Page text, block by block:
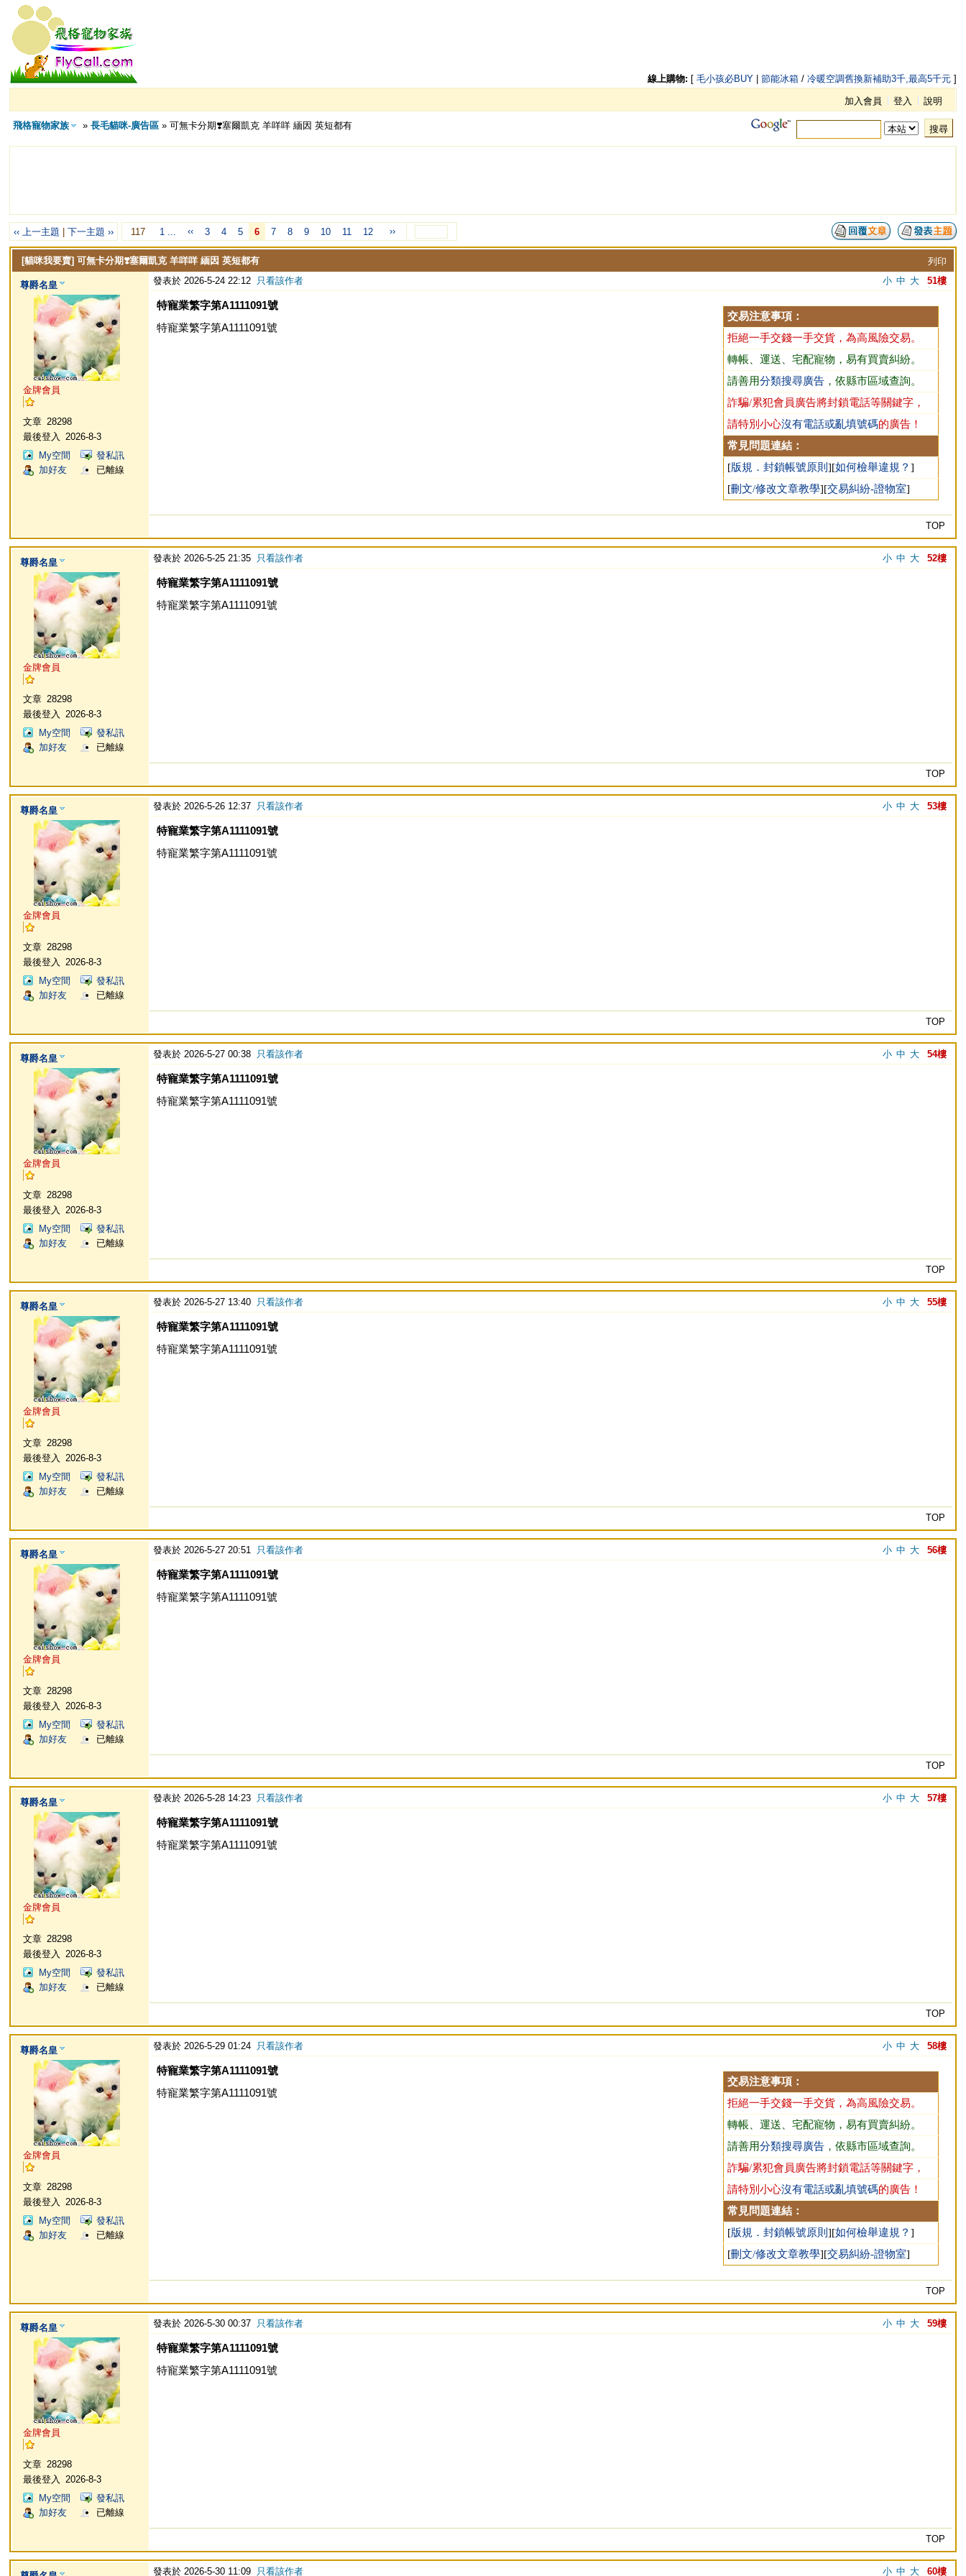
線上購物: [ 毛小孩必BUY| 節能冰箱/ 冷暖空調舊換新補助3千,最高5千元]
加入會員 登入 說明
飛格寵物家族 »長毛貓咪-廣告區 » 可無卡分期❣️塞爾凱克 羊咩咩 緬因 英短都有 搜尋
‹‹ 上一主題 |下一主題 ›› 117 1 ... ‹‹ 3 4 5 6 7 8 9 10 11 12 ››
列印
[貓咪我要賣] 可無卡分期❣️塞爾凱克 羊咩咩 緬因 英短都有
尊爵名皇
金牌會員
文章 28298
最後登入
2026-8-3
My空間
發私訊
加好友
已離線
51樓
大
中
小
發表於 2026-5-24 22:12 只看該作者
交易注意事項：
拒絕一手交錢一手交貨，為高風險交易。
轉帳、運送、宅配寵物，易有買賣糾紛。
請善用分類搜尋廣告 ，依縣市區域查詢。
詐騙/累犯會員廣告將封鎖電話等關鍵字，
請特別小心沒有電話或亂填號碼的廣告！
常見問題連結：
[版規．封鎖帳號原則][如何檢舉違規？]
[刪文/修改文章教學][交易糾紛-證物室]
特寵業繁字第A1111091號
特寵業繁字第A1111091號
TOP
尊爵名皇
金牌會員
文章 28298
最後登入
2026-8-3
My空間
發私訊
加好友
已離線
52樓
大
中
小
發表於 2026-5-25 21:35 只看該作者
特寵業繁字第A1111091號
特寵業繁字第A1111091號
TOP
尊爵名皇
金牌會員
文章 28298
最後登入
2026-8-3
My空間
發私訊
加好友
已離線
53樓
大
中
小
發表於 2026-5-26 12:37 只看該作者
特寵業繁字第A1111091號
特寵業繁字第A1111091號
TOP
尊爵名皇
金牌會員
文章 28298
最後登入
2026-8-3
My空間
發私訊
加好友
已離線
54樓
大
中
小
發表於 2026-5-27 00:38 只看該作者
特寵業繁字第A1111091號
特寵業繁字第A1111091號
TOP
尊爵名皇
金牌會員
文章 28298
最後登入
2026-8-3
My空間
發私訊
加好友
已離線
55樓
大
中
小
發表於 2026-5-27 13:40 只看該作者
特寵業繁字第A1111091號
特寵業繁字第A1111091號
TOP
尊爵名皇
金牌會員
文章 28298
最後登入
2026-8-3
My空間
發私訊
加好友
已離線
56樓
大
中
小
發表於 2026-5-27 20:51 只看該作者
特寵業繁字第A1111091號
特寵業繁字第A1111091號
TOP
尊爵名皇
金牌會員
文章 28298
最後登入
2026-8-3
My空間
發私訊
加好友
已離線
57樓
大
中
小
發表於 2026-5-28 14:23 只看該作者
特寵業繁字第A1111091號
特寵業繁字第A1111091號
TOP
尊爵名皇
金牌會員
文章 28298
最後登入
2026-8-3
My空間
發私訊
加好友
已離線
58樓
大
中
小
發表於 2026-5-29 01:24 只看該作者
交易注意事項：
拒絕一手交錢一手交貨，為高風險交易。
轉帳、運送、宅配寵物，易有買賣糾紛。
請善用分類搜尋廣告 ，依縣市區域查詢。
詐騙/累犯會員廣告將封鎖電話等關鍵字，
請特別小心沒有電話或亂填號碼的廣告！
常見問題連結：
[版規．封鎖帳號原則][如何檢舉違規？]
[刪文/修改文章教學][交易糾紛-證物室]
特寵業繁字第A1111091號
特寵業繁字第A1111091號
TOP
尊爵名皇
金牌會員
文章 28298
最後登入
2026-8-3
My空間
發私訊
加好友
已離線
59樓
大
中
小
發表於 2026-5-30 00:37 只看該作者
特寵業繁字第A1111091號
特寵業繁字第A1111091號
TOP
60樓
大
中
小
發表於 2026-5-30 11:09 只看該作者